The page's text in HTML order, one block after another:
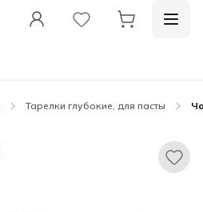
Тарелки глубокие, для пасты